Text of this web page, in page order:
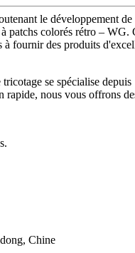
le développement
colorés rétro –
fournir des produits
se spécialise
nous vous offrons
Chine